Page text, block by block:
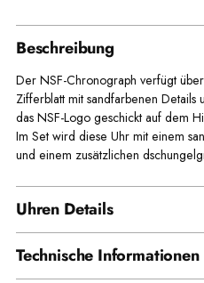
Beschreibung
Der NSF-Chronograph verfügt
Zifferblatt mit sandfarbenen
das NSF-Logo geschickt auf dem
Im Set wird diese Uhr mit einem
und einem zusätzlichen
Uhren Details
Technische Informationen